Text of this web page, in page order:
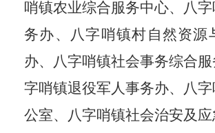
哨镇农业综合服务中心、八
务办、八字哨镇村自然资源
办、八字哨镇社会事务综合
字哨镇退役军人事务办、 八
公室、 八字哨镇社会治安及